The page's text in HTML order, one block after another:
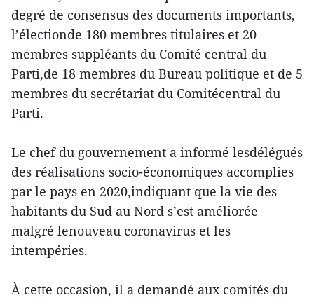
degré de consensus des documents importants,
l’électionde 180 membres titulaires et 20
membres suppléants du Comité central du
Parti,de 18 membres du Bureau politique et de 5
membres du secrétariat du Comitécentral du
Parti.
Le chef du gouvernement a informé lesdélégués
des réalisations socio-économiques accomplies
par le pays en 2020,indiquant que la vie des
habitants du Sud au Nord s’est améliorée
malgré lenouveau coronavirus et les
intempéries.
À cette occasion, il a demandé aux comités du